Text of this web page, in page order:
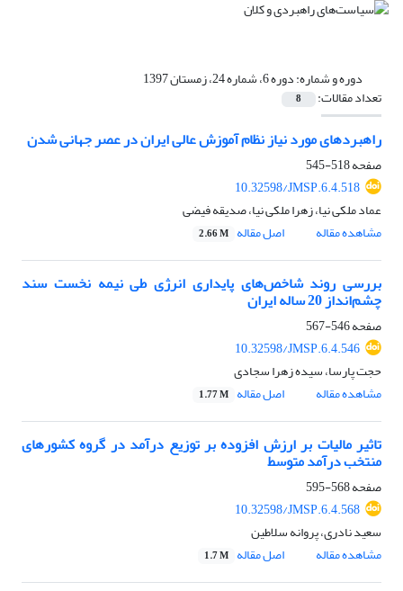
دوره و شماره:دوره 6، شماره 24، زمستان 1397
تعداد مقالات: 8
راهبرد‌های مورد نیاز نظام آموزش عالی ایران در عصر جهانی شدن
صفحه518-545
10.32598/JMSP.6.4.518
عماد ملکی نیا، زهرا ملکی نیا، صدیقه فیضی
مشاهده مقاله
اصل مقاله 2.66 M
بررسی روند شاخص‌های پایداری انرژی طی نیمه نخست سند
چشم‌انداز 20 ساله ایران
صفحه546-567
10.32598/JMSP.6.4.546
حجت پارسا، سیده زهرا سجادی
مشاهده مقاله
اصل مقاله 1.77 M
تاثیر مالیات بر ارزش افزوده بر توزیع درآمد در گروه کشورهای
منتخب درآمد متوسط
صفحه568-595
10.32598/JMSP.6.4.568
سعید نادری، پروانه سلاطین
مشاهده مقاله
اصل مقاله 1.7 M